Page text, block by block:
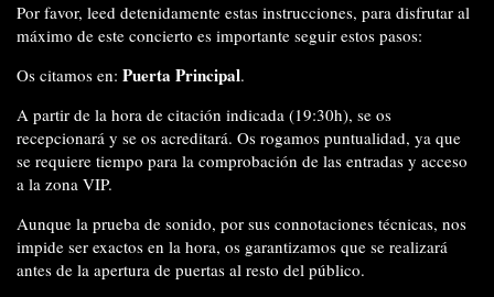
Por favor, leed detenidamente estas instrucciones, para disfrutar al
máximo de este concierto es importante seguir estos pasos:
Os citamos en: Puerta Principal.
A partir de la hora de citación indicada (19:30h), se os
recepcionará y se os acreditará. Os rogamos puntualidad, ya que
se requiere tiempo para la comprobación de las entradas y acceso
a la zona VIP.
Aunque la prueba de sonido, por sus connotaciones técnicas, nos
impide ser exactos en la hora, os garantizamos que se realizará
antes de la apertura de puertas al resto del público.